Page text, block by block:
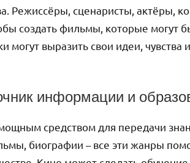
Режиссёры, сценаристы, актёры,
создать фильмы, которые могут
могут выразить свои идеи,
информации и
средством для передачи
биографии – все эти жанры